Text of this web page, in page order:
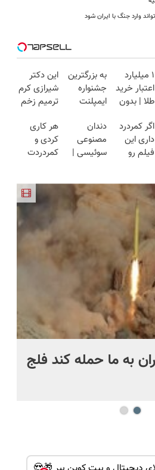
وارد جنگ با ایران شود
۱ میلیارد
اعتبار خرید
طلا | بدون
چک
به بزرگترین
جشنواره
ایمپلنت
بزنید ! |
فقط ۲۵
میلیون !
این دکتر
شیرازی کرم
ترمیم زخم
ساخت!!!
اگر کمردرد
داری این
فیلم رو
رو پر کن◖
دندان
مصنوعی
سوئیسی |
طبیعی!
ویزیت
رایگان+پرداخت
اقساطی😍
هر کاری
کردی و
کمردردت
پرسشنامه و
دریافت راه
به ما حمله کند فلج